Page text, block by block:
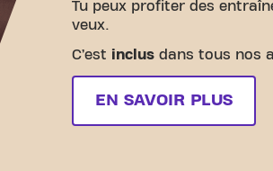
Tu peux profiter des
veux.
C’est inclus dans tous nos
EN SAVOIR PLUS